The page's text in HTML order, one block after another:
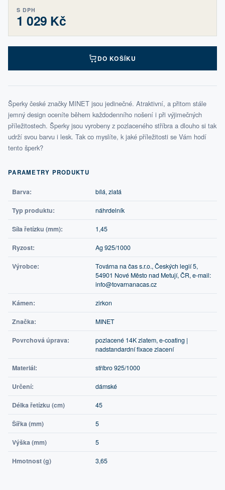
S DPH
1 029 Kč
DO KOŠÍKU
Šperky české značky MINET jsou jedinečné. Atraktivní, a přitom stále
jemný design oceníte během každodenního nošení i při výjimečných
příležitostech. Šperky jsou vyrobeny z pozlaceného stříbra a dlouho si tak
udrží svou barvu i lesk. Tak co myslíte, k jaké příležitosti se Vám hodí
tento šperk?
PARAMETRY PRODUKTU
Barva: bílá, zlatá
Typ produktu: náhrdelník
Síla řetízku (mm): 1,45
Ryzost: Ag 925/1000
Výrobce:
Továrna na čas s.r.o., Českých legií 5,
54901 Nové Město nad Metují, ČR, e-mail:
info@tovarnanacas.cz
Kámen: zirkon
Značka: MINET
Povrchová úprava:
pozlacené 14K zlatem, e-coating |
nadstandardní fixace zlacení
Materiál: stříbro 925/1000
Určení: dámské
Délka řetízku (cm) 45
Šířka (mm) 5
Výška (mm) 5
Hmotnost (g) 3,65